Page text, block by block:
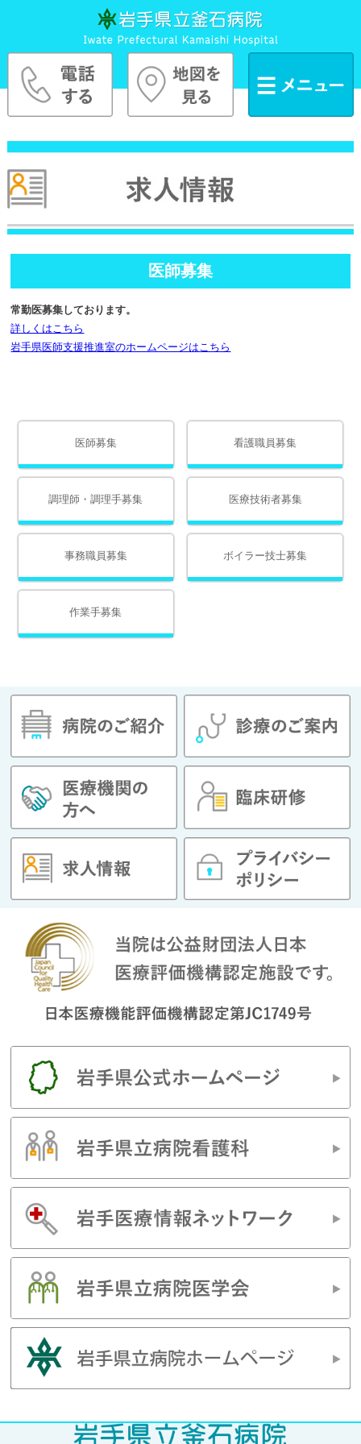
医師募集
常勤医募集しております。
詳しくはこちら
岩手県医師支援推進室のホームページはこちら
医師募集 看護職員募集
調理師・調理手募集 医療技術者募集
事務職員募集 ボイラー技士募集
作業手募集